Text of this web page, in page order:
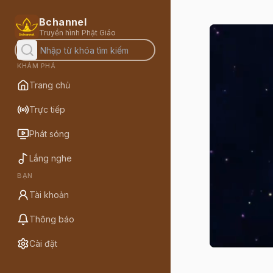
Bchannel
Truyền hình Phật Giáo
KHÁM PHÁ
Trang chủ
Trực tiếp
Phát sóng
Lắng nghe
BẠN
Tài khoản
Thông báo
Cài đặt